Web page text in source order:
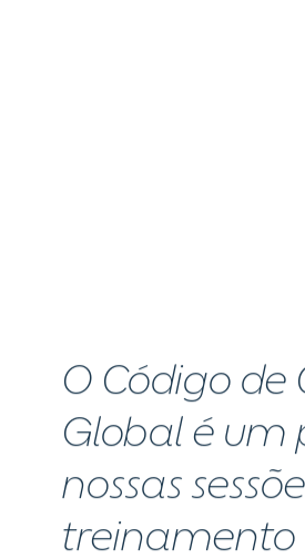
O Código de
Global é um
nossas
treinamento